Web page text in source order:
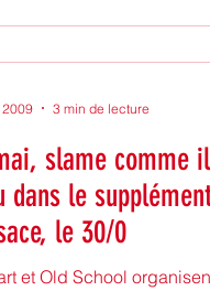
slame comme
dans le
le 30/0
et Old School
2009 3 min de lecture